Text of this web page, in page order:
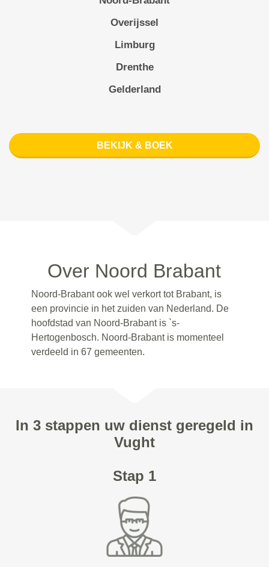
Overijssel
Limburg
Drenthe
Gelderland
BEKIJK & BOEK
Over Noord Brabant
Noord-Brabant ook wel verkort tot Brabant, is
een provincie in het zuiden van Nederland. De
hoofdstad van Noord-Brabant is `s-
Hertogenbosch. Noord-Brabant is momenteel
verdeeld in 67 gemeenten.
In 3 stappen uw dienst geregeld in
Vught
Stap 1